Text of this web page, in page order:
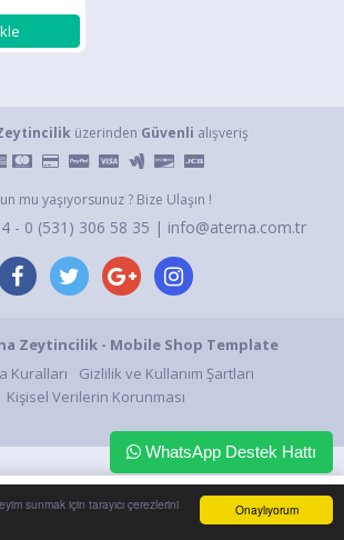
Onaylıyorum
sunmak için tarayıcı çerezlerini
üzerinden Güvenli alışveriş
mu yaşıyorsunuz ? Bize Ulaşın !
- 0 (531) 306 58 35 | info@aterna.com.tr
Zeytincilik - Mobile Shop Template
Kuralları
Gizlilik ve Kullanım Şartları
Kişisel Verilerin Korunması
İletişim
WhatsApp Destek Hattı